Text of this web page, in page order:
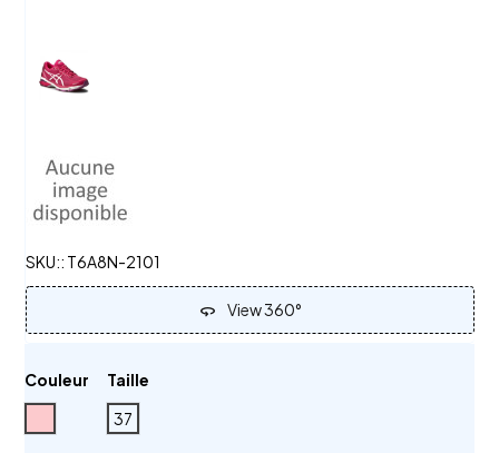
SKU:: T6A8N-2101
360 View 360°
Couleur
Taille
37